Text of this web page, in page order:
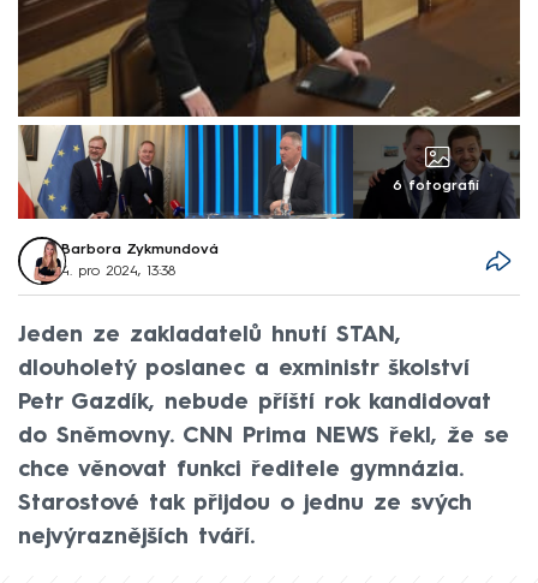
6 fotografií
Barbora Zykmundová
4. pro 2024, 13:38
Jeden ze zakladatelů hnutí STAN,
dlouholetý poslanec a exministr školství
Petr Gazdík, nebude příští rok kandidovat
do Sněmovny. CNN Prima NEWS řekl, že se
chce věnovat funkci ředitele gymnázia.
Starostové tak přijdou o jednu ze svých
nejvýraznějších tváří.